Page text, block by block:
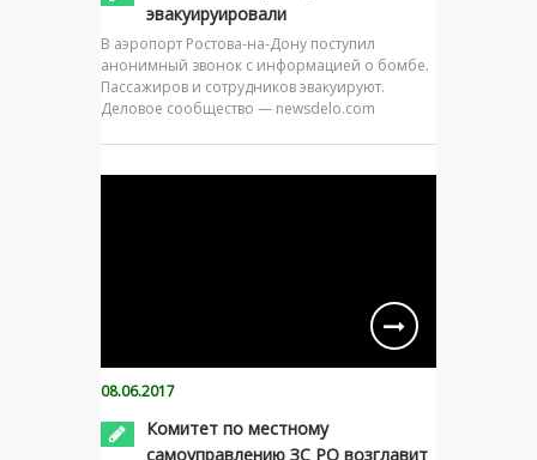
эвакуируировали
В аэропорт Ростова-на-Дону поступил
анонимный звонок с информацией о бомбе.
Пассажиров и сотрудников эвакуируют.
Деловое сообщество — newsdelo.com
08.06.2017
Комитет по местному
самоуправлению ЗС РО возглавит